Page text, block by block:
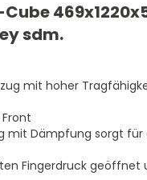
Cube
sdm.
mit hoher
mit Dämpfung sorgt
Fingerdruck